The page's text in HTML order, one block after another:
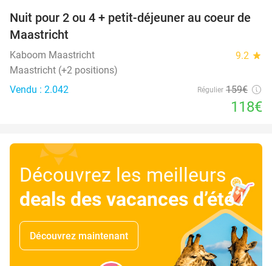
26%
Nuit pour 2 ou 4 + petit-déjeuner au coeur de
Maastricht
Kaboom Maastricht 9.2 star
Maastricht (+2 positions)
Vendu : 2.042
Régulier 159€
118€
Découvrez les meilleurs
deals des vacances d’été!
Découvrez maintenant